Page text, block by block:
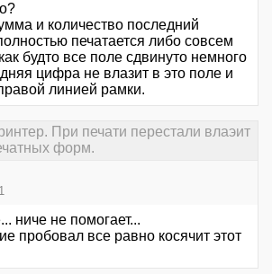
и количество последний
печатается либо совсем
будто все поле сдвинуто немного
цифра не влазит в это поле и
линией рамки.
При печати перестали влаэит
форм.
ниче не помогает...
пробовал все равно косячит этот